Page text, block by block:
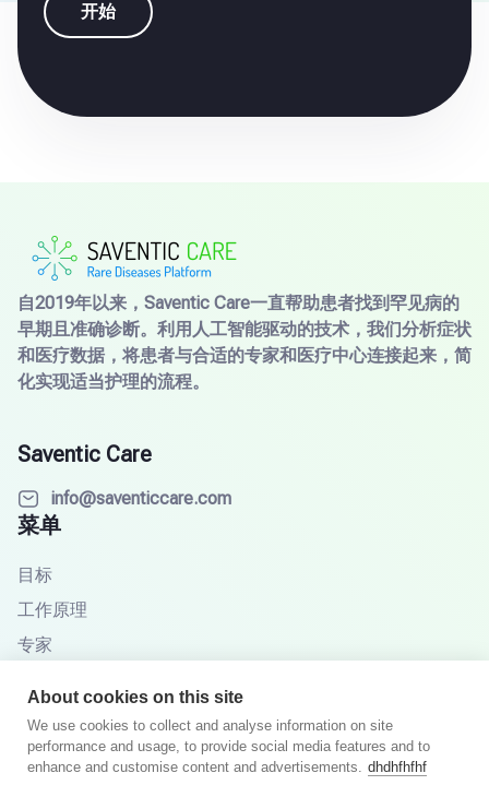
开始
自2019年以来，Saventic Care一直帮助患者找到罕见病的
早期且准确诊断。利用人工智能驱动的技术，我们分析症状
和医疗数据，将患者与合适的专家和医疗中心连接起来，简
化实现适当护理的流程。
Saventic Care
info@saventiccare.com
菜单
目标
工作原理
专家
知识库
常见问题
About cookies on this site
We use cookies to collect and analyse information on site
performance and usage, to provide social media features and to
enhance and customise content and advertisements. dhdhfhfhf